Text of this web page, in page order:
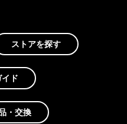
ストアを探す
ド
・交換